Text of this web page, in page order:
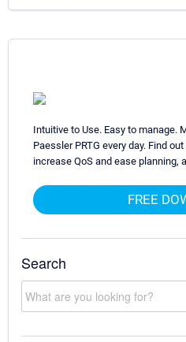
Intuitive to Use. Easy to manage.
Paessler PRTG every day. Find
increase QoS and ease planning,
FREE
Search